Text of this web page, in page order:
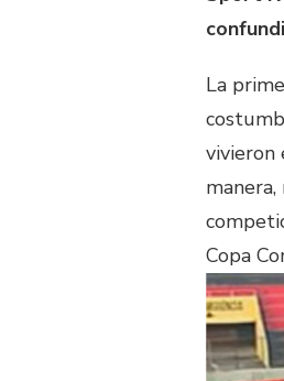
La
vivieron
Copa